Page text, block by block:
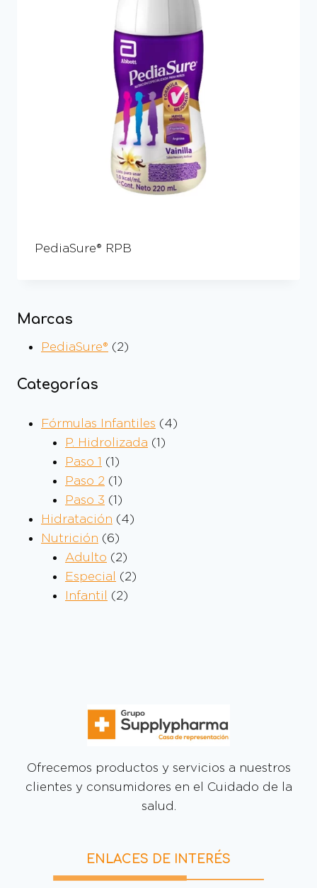
PediaSure® RPB
Marcas
PediaSure® (2)
Categorías
Fórmulas Infantiles
4
P. Hidrolizada
1
Paso 1
1
Paso 2
1
Paso 3
1
Hidratación
4
Nutrición
6
Adulto
2
Especial
2
Infantil
2
Ofrecemos productos y servicios a nuestros
clientes y consumidores en el Cuidado de la
salud.
ENLACES DE INTERÉS